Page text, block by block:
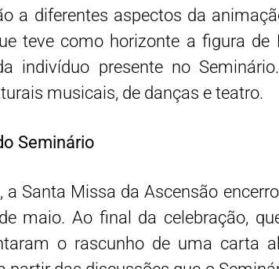
a diferentes aspectos da
teve como horizonte a figura de
indivíduo presente no
musicais, de danças e teatro.
Seminário
Santa Missa da Ascensão
maio. Ao final da celebração,
o rascunho de uma carta